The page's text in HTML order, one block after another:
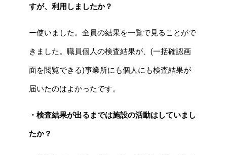
すが、利用しましたか？
ー使いました。全員の結果を一覧で見ることがで
きました。職員個人の検査結果が、(一括確認画
面を閲覧できる)事業所にも個人にも検査結果が
届いたのはよかったです。
・検査結果が出るまでは施設の活動はしていまし
たか？